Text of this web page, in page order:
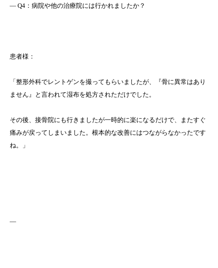
― Q4：病院や他の治療院には行かれましたか？
患者様：
「整形外科でレントゲンを撮ってもらいましたが、『骨に異常はあり
ません』と言われて湿布を処方されただけでした。
その後、接骨院にも行きましたが一時的に楽になるだけで、またすぐ
痛みが戻ってしまいました。根本的な改善にはつながらなかったです
ね。」
—